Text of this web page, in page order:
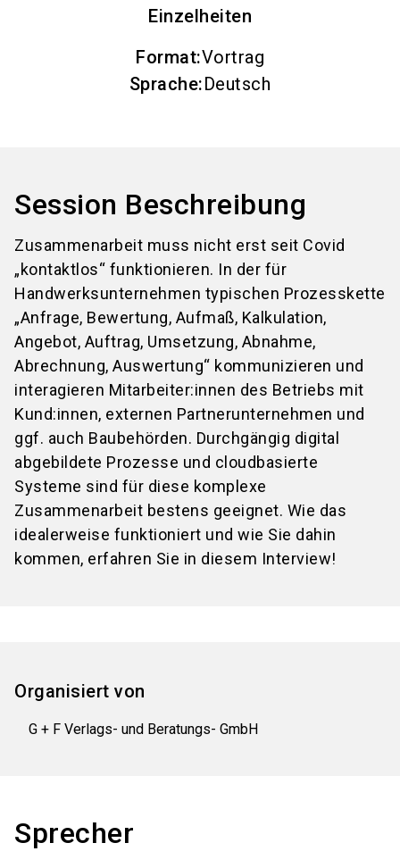
Einzelheiten
Format:Vortrag
Sprache:Deutsch
Session Beschreibung
Zusammenarbeit muss nicht erst seit Covid
„kontaktlos“ funktionieren. In der für
Handwerksunternehmen typischen Prozesskette
„Anfrage, Bewertung, Aufmaß, Kalkulation,
Angebot, Auftrag, Umsetzung, Abnahme,
Abrechnung, Auswertung“ kommunizieren und
interagieren Mitarbeiter:innen des Betriebs mit
Kund:innen, externen Partnerunternehmen und
ggf. auch Baubehörden. Durchgängig digital
abgebildete Prozesse und cloudbasierte
Systeme sind für diese komplexe
Zusammenarbeit bestens geeignet. Wie das
idealerweise funktioniert und wie Sie dahin
kommen, erfahren Sie in diesem Interview!
Organisiert von
G + F Verlags- und Beratungs- GmbH
Sprecher